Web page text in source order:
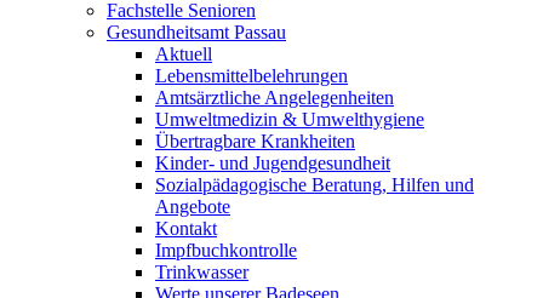
Fachstelle Senioren
Gesundheitsamt Passau
Aktuell
Lebensmittelbelehrungen
Amtsärztliche Angelegenheiten
Umweltmedizin & Umwelthygiene
Übertragbare Krankheiten
Kinder- und Jugendgesundheit
Sozialpädagogische Beratung, Hilfen und
Angebote
Kontakt
Impfbuchkontrolle
Trinkwasser
Werte unserer Badeseen